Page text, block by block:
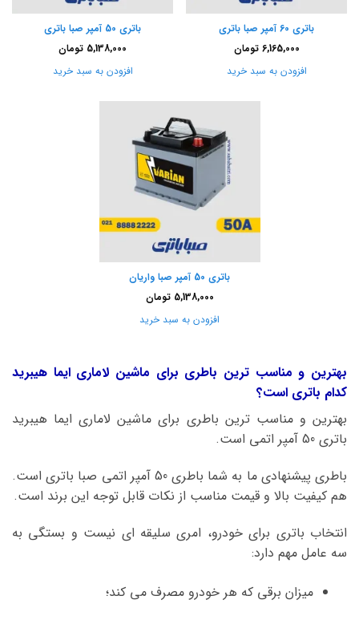
باتری 60 آمپر صبا باتری
6,165,000 تومان
افزودن به سبد خرید
باتری 50 آمپر صبا باتری
5,138,000 تومان
افزودن به سبد خرید
باتری 50 آمپر صبا واریان
5,138,000 تومان
افزودن به سبد خرید
بهترین و مناسب ترین باطری برای ماشین لاماری ایما هیبرید
کدام باتری است؟
بهترین و مناسب ترین باطری برای ماشین لاماری ایما هیبرید
باتری 50 آمپر اتمی است.
باطری پیشنهادی ما به شما باطری 50 آمپر اتمی صبا باتری است.
هم کیفیت بالا و قیمت مناسب از نکات قابل توجه این برند است.
انتخاب باتری برای خودرو، امری سلیقه ای نیست و بستگی به
سه عامل مهم دارد:
میزان برقی که هر خودرو مصرف می کند؛